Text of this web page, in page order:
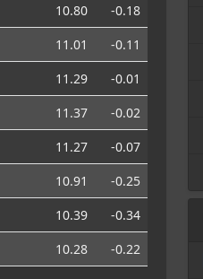
10.80
-0.18
11.01
-0.11
11.29
-0.01
11.37
-0.02
11.27
-0.07
10.91
-0.25
10.39
-0.34
10.28 -0.22